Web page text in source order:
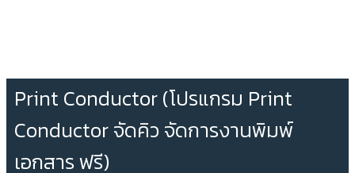
Print Conductor (โปรแกรม Print
Conductor จัดคิว จัดการงานพิมพ์
เอกสาร ฟรี)